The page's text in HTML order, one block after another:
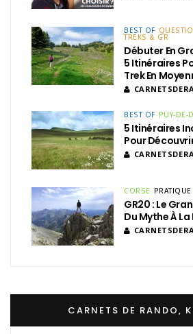
BEST OF
TREKS & GR
Débuter En
5 Itinéraires
Trek En
BEST OF PUY-DE-
5 Itinéraires
Pour
CORSE PRATIQUE
GR20 : Le
Du Mythe À
CARNETS DE RANDO,